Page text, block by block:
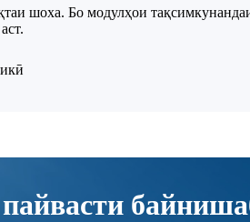
шоха. Бо модулҳои